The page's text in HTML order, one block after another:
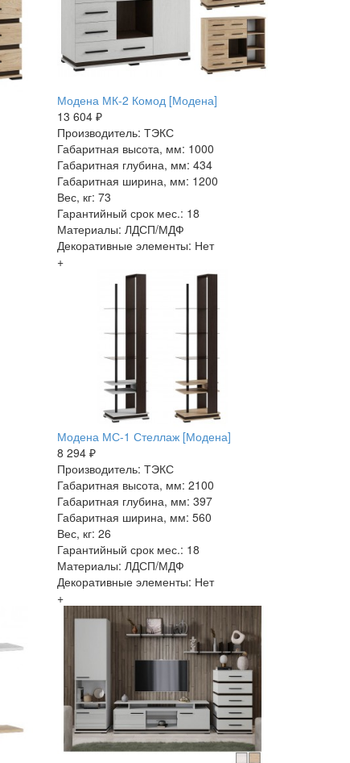
Модена МК-2 Комод [Модена]
13 604 ₽
Производитель: ТЭКС
Габаритная высота, мм: 1000
Габаритная глубина, мм: 434
Габаритная ширина, мм: 1200
Вес, кг: 73
Гарантийный срок мес.: 18
Материалы: ЛДСП/МДФ
Декоративные элементы: Нет
+
Модена МС-1 Стеллаж [Модена]
8 294 ₽
Производитель: ТЭКС
Габаритная высота, мм: 2100
Габаритная глубина, мм: 397
Габаритная ширина, мм: 560
Вес, кг: 26
Гарантийный срок мес.: 18
Материалы: ЛДСП/МДФ
Декоративные элементы: Нет
+